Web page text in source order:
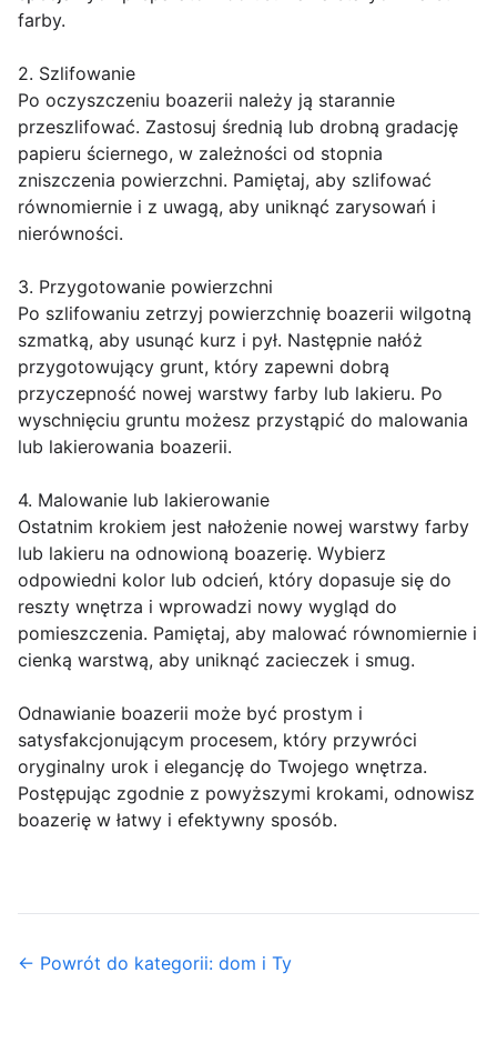
farby.
2. Szlifowanie
Po oczyszczeniu boazerii należy ją starannie
przeszlifować. Zastosuj średnią lub drobną gradację
papieru ściernego, w zależności od stopnia
zniszczenia powierzchni. Pamiętaj, aby szlifować
równomiernie i z uwagą, aby uniknąć zarysowań i
nierówności.
3. Przygotowanie powierzchni
Po szlifowaniu zetrzyj powierzchnię boazerii wilgotną
szmatką, aby usunąć kurz i pył. Następnie nałóż
przygotowujący grunt, który zapewni dobrą
przyczepność nowej warstwy farby lub lakieru. Po
wyschnięciu gruntu możesz przystąpić do malowania
lub lakierowania boazerii.
4. Malowanie lub lakierowanie
Ostatnim krokiem jest nałożenie nowej warstwy farby
lub lakieru na odnowioną boazerię. Wybierz
odpowiedni kolor lub odcień, który dopasuje się do
reszty wnętrza i wprowadzi nowy wygląd do
pomieszczenia. Pamiętaj, aby malować równomiernie i
cienką warstwą, aby uniknąć zacieczek i smug.
Odnawianie boazerii może być prostym i
satysfakcjonującym procesem, który przywróci
oryginalny urok i elegancję do Twojego wnętrza.
Postępując zgodnie z powyższymi krokami, odnowisz
boazerię w łatwy i efektywny sposób.
← Powrót do kategorii: dom i Ty